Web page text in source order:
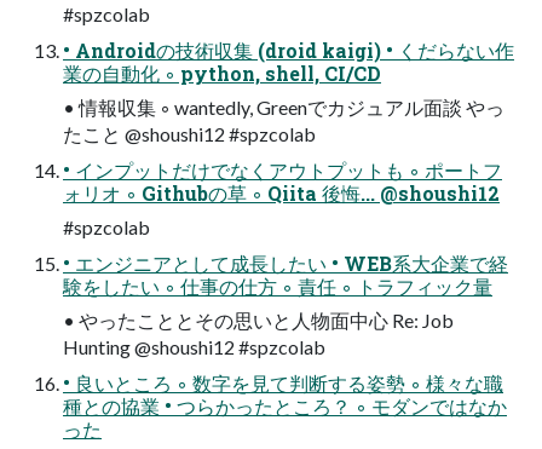
#spzcolab
• Androidの技術収集 (droid kaigi) • くだらない作
業の自動化 ◦ python, shell, CI/CD
• 情報収集 ◦ wantedly, Greenでカジュアル面談 やっ
たこと @shoushi12 #spzcolab
• インプットだけでなくアウトプットも ◦ ポートフ
ォリオ ◦ Githubの草 ◦ Qiita 後悔... @shoushi12
#spzcolab
• エンジニアとして成長したい • WEB系大企業で経
験をしたい ◦ 仕事の仕方 ◦ 責任 ◦ トラフィック量
• やったこととその思いと人物面中心 Re: Job
Hunting @shoushi12 #spzcolab
• 良いところ ◦ 数字を見て判断する姿勢 ◦ 様々な職
種との協業 • つらかったところ？ ◦ モダンではなか
った